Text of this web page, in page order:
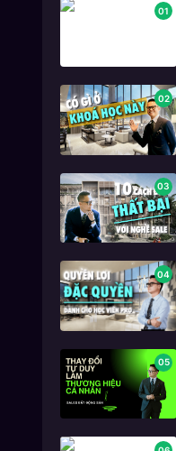
01
02
03
04
05